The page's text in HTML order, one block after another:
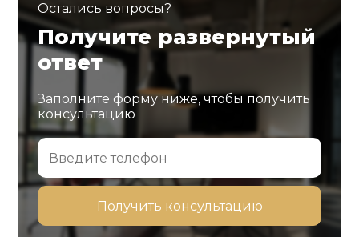
Остались вопросы?
Получите развернутый
ответ
Заполните форму ниже, чтобы получить
консультацию